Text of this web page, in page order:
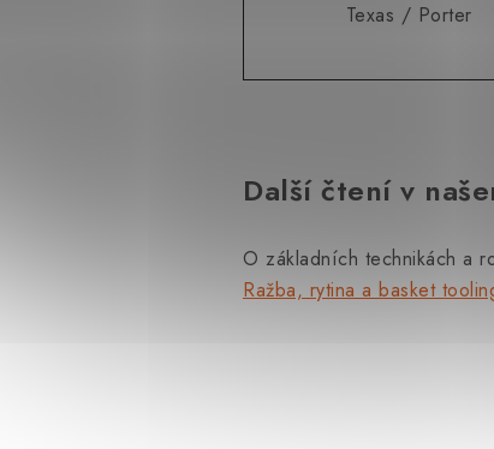
Texas / Porter
Další čtení v
O základních technikách a
Ražba, rytina a basket